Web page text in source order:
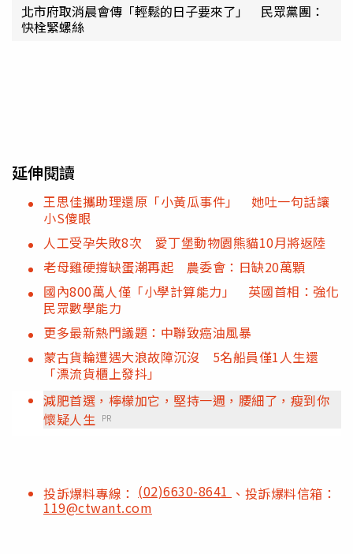
北市府取消晨會傳「輕鬆的日子要來了」 民眾黨團：
快栓緊螺絲
延伸閱讀
王思佳攜助理還原「小黃瓜事件」 她吐一句話讓
小S傻眼
人工受孕失敗8次 愛丁堡動物園熊貓10月將返陸
老母雞硬撐缺蛋潮再起 農委會：日缺20萬顆
國內800萬人僅「小學計算能力」 英國首相：強化
民眾數學能力
更多最新熱門議題：中聯致癌油風暴
蒙古貨輪遭遇大浪故障沉沒 5名船員僅1人生還
「漂流貨櫃上發抖」
減肥首選，檸檬加它，堅持一週，腰細了，瘦到你
懷疑人生 PR
投訴爆料專線： (02)6630-8641 、投訴爆料信箱：
119@ctwant.com